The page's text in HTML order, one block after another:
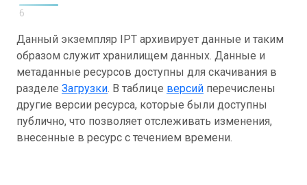
6
Данный экземпляр IPT архивирует данные и таким
образом служит хранилищем данных. Данные и
метаданные ресурсов доступны для скачивания в
разделе Загрузки. В таблице версий перечислены
другие версии ресурса, которые были доступны
публично, что позволяет отслеживать изменения,
внесенные в ресурс с течением времени.